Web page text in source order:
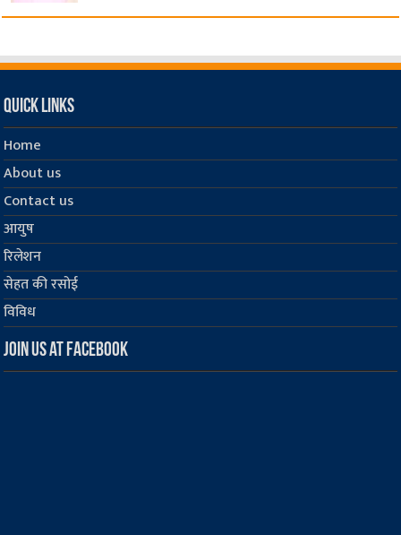
Quick Links
Home
About us
Contact us
आयुष
रिलेशन
सेहत की रसोई
विविध
Join us at Facebook